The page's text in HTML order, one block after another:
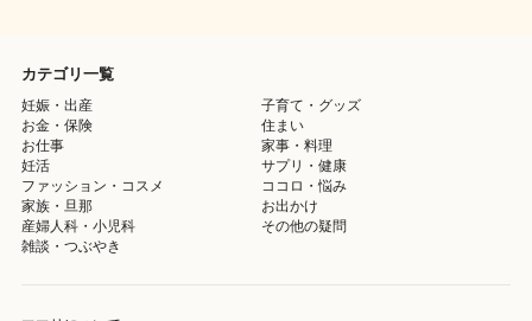
カテゴリ一覧
妊娠・出産
子育て・グッズ
お金・保険
住まい
お仕事
家事・料理
妊活
サプリ・健康
ファッション・コスメ
ココロ・悩み
家族・旦那
お出かけ
産婦人科・小児科
その他の疑問
雑談・つぶやき